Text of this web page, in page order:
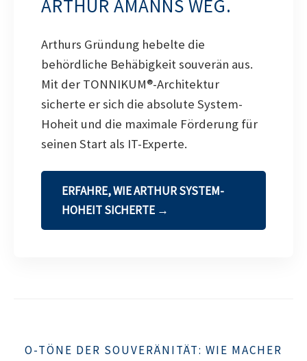
ARTHUR AMANNS WEG.
Arthurs Gründung hebelte die
behördliche Behäbigkeit souverän aus.
Mit der TONNIKUM®-Architektur
sicherte er sich die absolute System-
Hoheit und die maximale Förderung für
seinen Start als IT-Experte.
ERFAHRE, WIE ARTHUR SYSTEM-
HOHEIT SICHERTE →
O-TÖNE DER SOUVERÄNITÄT: WIE MACHER